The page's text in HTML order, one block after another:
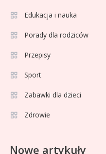
Edukacja i nauka
Porady dla rodziców
Przepisy
Sport
Zabawki dla dzieci
Zdrowie
Nowe artykuły
Adamek
6
aktorce i jej